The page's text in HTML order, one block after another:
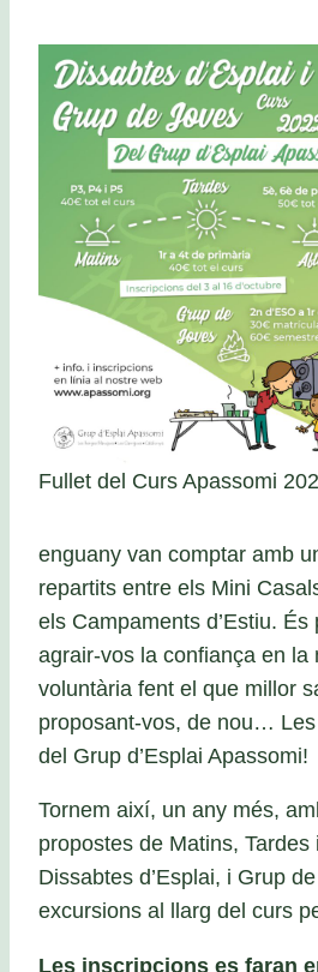
Fullet del Curs Apassomi
enguany van comptar amb
repartits entre els Mini
els Campaments d’Estiu.
agrair-vos la confiança en la
voluntària fent el que millor
proposant-vos, de nou…
del Grup d’Esplai Apassomi!
Tornem així, un any més,
propostes de Matins, Tardes
Dissabtes d’Esplai, i Grup
excursions al llarg del curs
Les inscripcions es faran